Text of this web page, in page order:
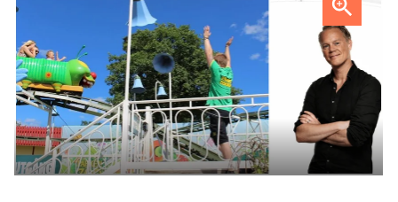
Mattias Zingmark, marknadschef